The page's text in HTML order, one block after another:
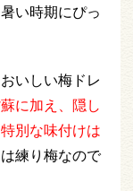
い時期にぴっ
いしい梅ドレ
に加え、隠し
別な味付けは
練り梅なので